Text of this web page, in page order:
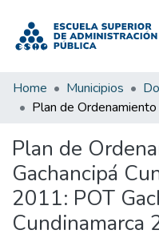
Home Municipios
Plan de
Gachancipá
2011: POT